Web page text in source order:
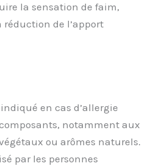
la sensation de faim,
de l’apport
en cas d’allergie
notamment aux
ou arômes naturels.
par les personnes